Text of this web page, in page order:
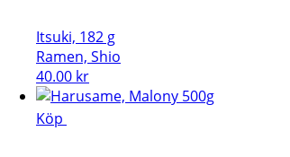
Itsuki, 182 g
Ramen, Shio
40.00 kr
Köp